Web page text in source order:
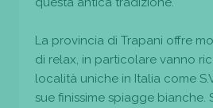
La provincia di Trapani offre
di relax, in particolare vanno
località uniche in Italia come
sue finissime spiagge bianche.